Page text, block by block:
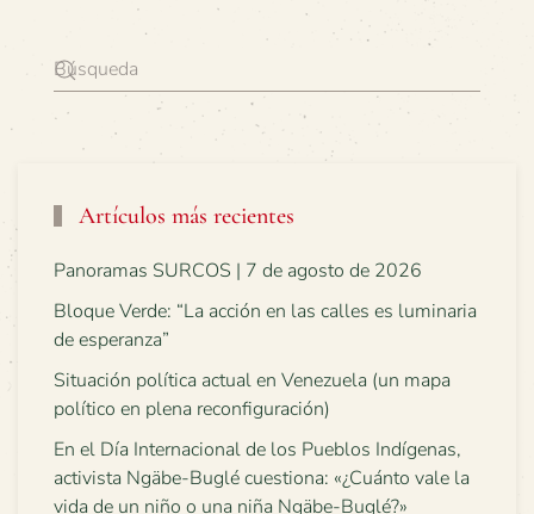
Artículos más recientes
Panoramas SURCOS | 7 de agosto de 2026
Bloque Verde: “La acción en las calles es luminaria
de esperanza”
Situación política actual en Venezuela (un mapa
político en plena reconfiguración)
En el Día Internacional de los Pueblos Indígenas,
activista Ngäbe-Buglé cuestiona: «¿Cuánto vale la
vida de un niño o una niña Ngäbe-Buglé?»